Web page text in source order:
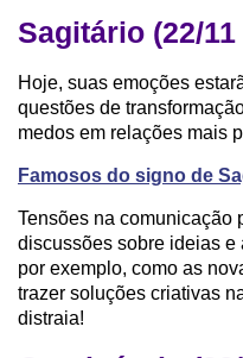
Sagitário (22/11
Hoje, suas emoções
questões de
medos em relações mais
Famosos do signo de
Tensões na comunicação
discussões sobre ideias e
por exemplo, como as
trazer soluções criativas
distraia!